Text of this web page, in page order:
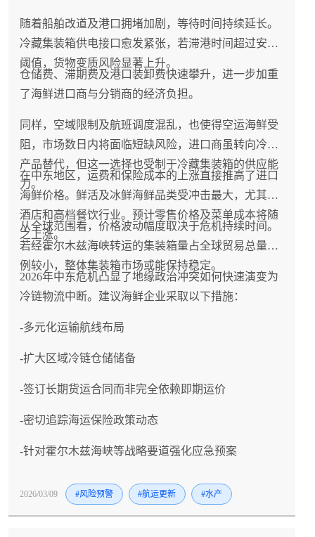
随着船舶改道及港口拥堵加剧，等待时间持续延长。
冷藏集装箱供电接口愈发紧张，若滞港时间超过安全
阈值，货物变质风险显著上升。
仓储费、滞期费及港口装卸费快速攀升，进一步加重
了海鲜进口商与分销商的经济负担。
同样，空域限制及航班调度混乱，也使得空运海鲜受
阻，市场数日内将面临短缺风险，进口商虽转向冷冻
产品替代，但这一选择也受制于冷藏集装箱的供应能
力。
在中东地区，运费和保险成本的上涨直接推高了进口
海鲜价格。鲜活及冰鲜海鲜品类受冲击最大，尤其是
酒店和高档餐饮行业。预计零售价格及菜单成本将随
之上涨。
从全球范围看，价格波动幅度取决于危机持续时间。
若经霍尔木兹海峡转运的集装箱量占全球贸易总量比
例较小，整体集装箱市场或能保持稳定。
2026年中东危机凸显了地缘政治冲突如何快速演变为
冷链物流中断。建议海鲜企业采取以下措施：
-多元化运输航线布局
-扩大区域冷链仓储储备
-签订长期货运合同而非完全依赖即期运价
-密切追踪海运保险政策动态
-针对霍尔木兹海峡等战略要道强化应急预案
2026/03/09 #风险预警 #航运更新 #水产